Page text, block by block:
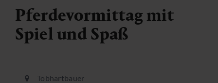
Pferdevormittag mit
Spiel und Spaß
Tobhartbauer